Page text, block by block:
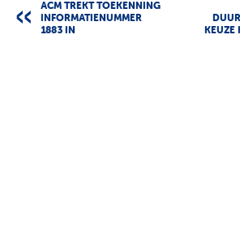
ACM TREKT TOEKENNING
INFORMATIENUMMER
1883 IN
KEUZE